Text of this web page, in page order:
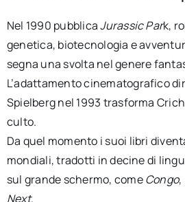
Nel 1990 pubblicaJurassic Park,
genetica, biotecnologia e
segna una svolta nel genere
L’adattamento cinematografico
Spielberg nel 1993 trasforma
culto.
Da quel momento i suoi libri
mondiali, tradotti in decine di
sul grande schermo, comeCongo,
Next.